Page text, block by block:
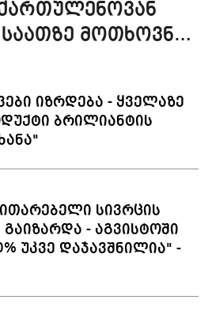
საათზე მოთხოვნა
იზრდება - ყველაზე
ბრილიანტის
სივრცის
- აგვისტოში
უკვე დაჯავშნილია" -